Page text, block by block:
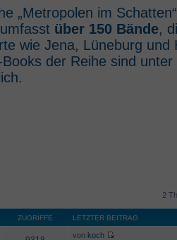
„Metropolen im
über 150 Bände,
wie Jena, Lüneburg und
der Reihe sind unter
2
ZUGRIFFE LETZTER BEITRAG
von koch